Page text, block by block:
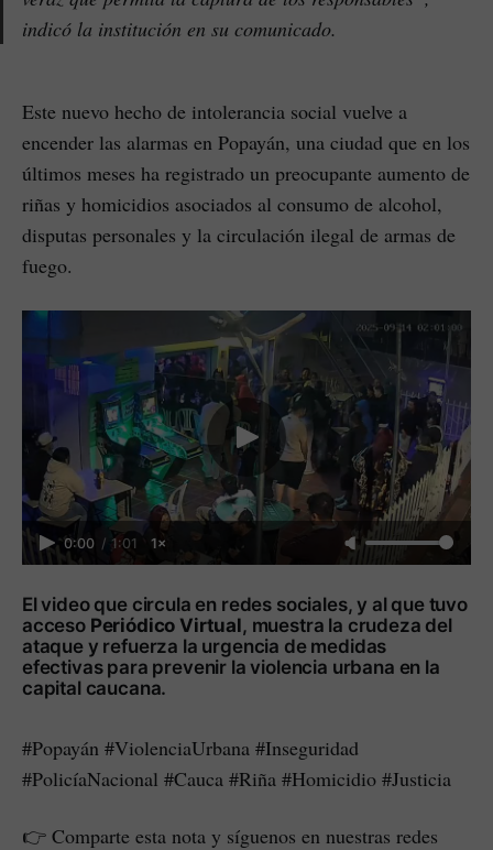
indicó la institución en su comunicado.
Este nuevo hecho de intolerancia social vuelve a
encender las alarmas en Popayán, una ciudad que en los
últimos meses ha registrado un preocupante aumento de
riñas y homicidios asociados al consumo de alcohol,
disputas personales y la circulación ilegal de armas de
fuego.
0:00 / 1:01 1×
El video que circula en redes sociales, y al que tuvo
acceso Periódico Virtual, muestra la crudeza del
ataque y refuerza la urgencia de medidas
efectivas para prevenir la violencia urbana en la
capital caucana.
#Popayán #ViolenciaUrbana #Inseguridad
#PolicíaNacional #Cauca #Riña #Homicidio #Justicia
👉 Comparte esta nota y síguenos en nuestras redes